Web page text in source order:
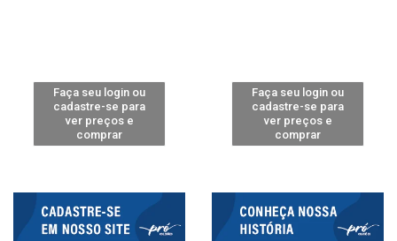
Faça seu login ou
cadastre-se para
ver preços e
comprar
Faça seu login ou
cadastre-se para
ver preços e
comprar